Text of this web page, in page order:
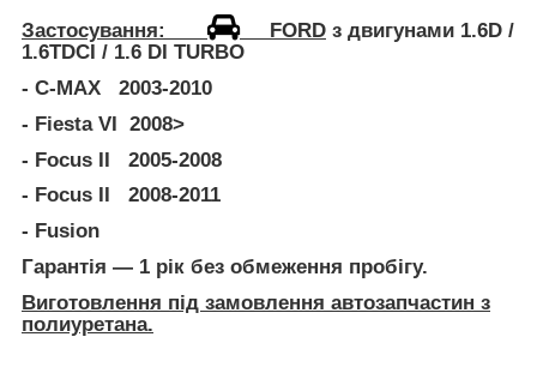
Застосування:
FORD з двигунами 1.6D /
1.6TDCI / 1.6 DI TURBO
- C-MAX
2003-2010
- Fiesta VI 2008>
- Focus II
2005-2008
- Focus II
2008-2011
- Fusion
Гарантія — 1 рік без обмеження пробігу.
Виготовлення під замовлення автозапчастин з
полиуретана.